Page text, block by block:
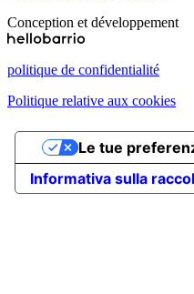
Conception et développement
politique de confidentialité
Politique relative aux cookies
Informativa sulla
Le tue